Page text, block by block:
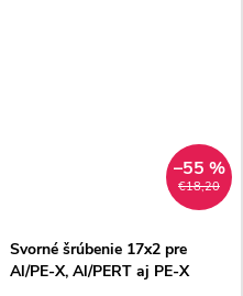
€18,20
–55 %
Svorné šrúbenie 17x2 pre
Al/PE-X, Al/PERT aj PE-X